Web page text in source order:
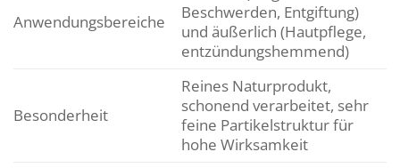
Anwendungsbereiche
Beschwerden, Entgiftung)
und äußerlich (Hautpflege,
entzündungshemmend)
Besonderheit
Reines Naturprodukt,
schonend verarbeitet, sehr
feine Partikelstruktur für
hohe Wirksamkeit